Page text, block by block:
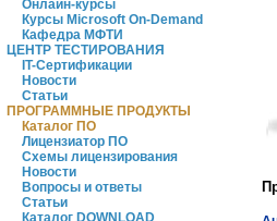
Онлайн-курсы
Курсы Microsoft On-Demand
Кафедра МФТИ
ЦЕНТР ТЕСТИРОВАНИЯ
IT-Сертификации
Новости
Статьи
ПРОГРАММНЫЕ ПРОДУКТЫ
Каталог ПО
Лицензиатор ПО
Схемы лицензирования
Новости
Вопросы и ответы
Статьи
Каталог DOWNLOAD